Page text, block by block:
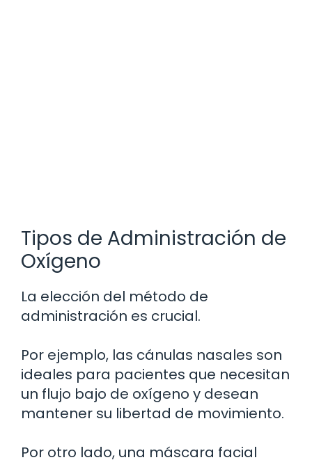
Tipos de Administración de
Oxígeno
La elección del método de
administración es crucial.
Por ejemplo, las cánulas nasales son
ideales para pacientes que necesitan
un flujo bajo de oxígeno y desean
mantener su libertad de movimiento.
Por otro lado, una máscara facial